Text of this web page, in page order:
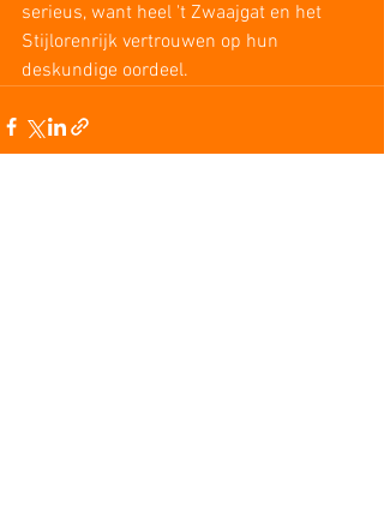
serieus, want heel 't Zwaajgat en het
Stijlorenrijk vertrouwen op hun
deskundige oordeel.